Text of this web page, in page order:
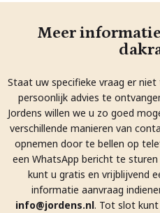
Meer
Staat uw specifieke vraag er
persoonlijk advies te
Jordens willen we u zo goed
verschillende manieren van
opnemen door te bellen op
een WhatsApp bericht te
kunt u gratis en vrijblijvend
informatie aanvraag
info@jordens.nl. Tot slot kunt